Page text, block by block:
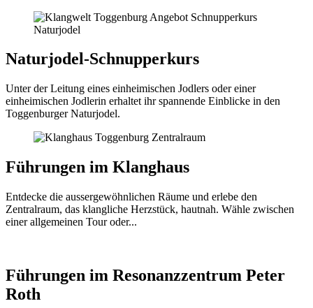
Naturjodel-Schnupperkurs
Unter der Leitung eines einheimischen Jodlers oder einer
einheimischen Jodlerin erhaltet ihr spannende Einblicke in den
Toggenburger Naturjodel.
Führungen im Klanghaus
Entdecke die aussergewöhnlichen Räume und erlebe den
Zentralraum, das klangliche Herzstück, hautnah. Wähle zwischen
einer allgemeinen Tour oder...
Führungen im Resonanzzentrum Peter
Roth